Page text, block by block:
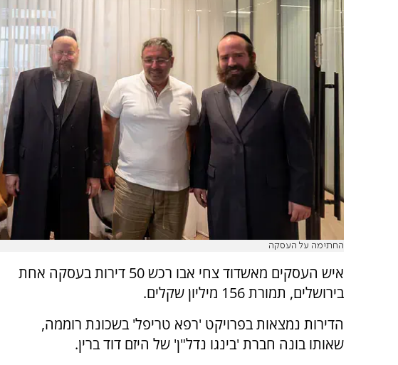
החתימה על העסקה
איש העסקים מאשדוד צחי אבו רכש 50 דירות בעסקה אחת
בירושלים, תמורת 156 מיליון שקלים.
הדירות נמצאות בפרויקט 'רפא טריפל' בשכונת רוממה,
שאותו בונה חברת 'בינגו נדל"ן' של היזם דוד ברין.